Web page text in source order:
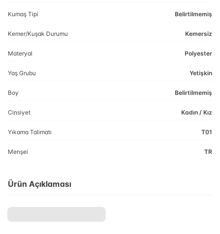
Kumaş Tipi Belirtilmemiş
Kemer/Kuşak Durumu Kemersiz
Materyal Polyester
Yaş Grubu Yetişkin
Boy Belirtilmemiş
Cinsiyet Kadın / Kız
Yıkama Talimatı T01
Menşei TR
Ürün Açıklaması